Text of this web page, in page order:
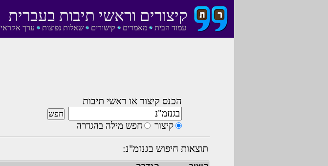
עמוד הבית מאמרים קישורים שאלות נפוצות ערך אקראי
קיצורים וראשי תיבות בעברית
הכנס קיצור או ראשי תיבות
קיצור חפש מילה בהגדרה
תוצאות חיפוש בגנזמ"נ: